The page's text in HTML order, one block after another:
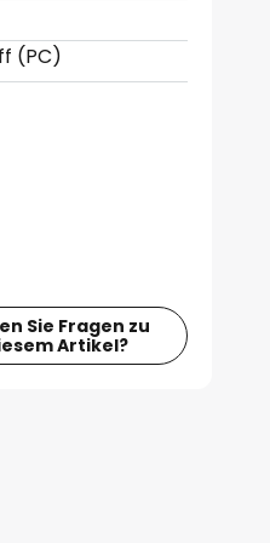
(PC)
Sie Fragen zu
Artikel?